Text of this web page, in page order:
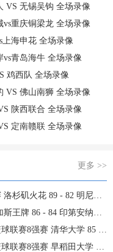
VS 无锡吴钩 全场录像
vs重庆铜梁龙 全场录像
上海申花 全场录像
vs青岛海牛 全场录像
鸡西队 全场录像
VS 佛山南狮 全场录像
陕西联合 全场录像
定南赣联 全场录像
更多 >>
89 - 82 明尼苏达山猫 全场集锦
- 84 印第安纳狂热 全场集锦
华大学 85 - 81 菲律宾大学 集锦
稻田大学 78 - 71 高丽大学 集锦